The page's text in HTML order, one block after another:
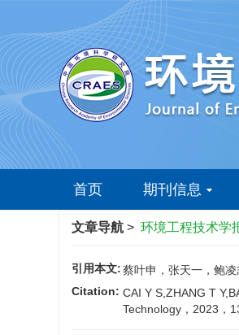
首页 期刊信息
文章导航 > 环境工程技术学
引用本文:蔡叶申，张天一，鲍
Citation: CAI Y S,ZHANG T
Technology，2023，